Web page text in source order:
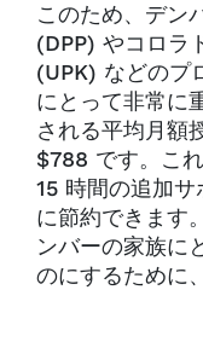
このため、デン
(DPP) やコロラ
(UPK) などのプ
にとって非常に
される平均月額
$788 です。こ
15 時間の追加
に節約できます
ンバーの家族に
のにするために